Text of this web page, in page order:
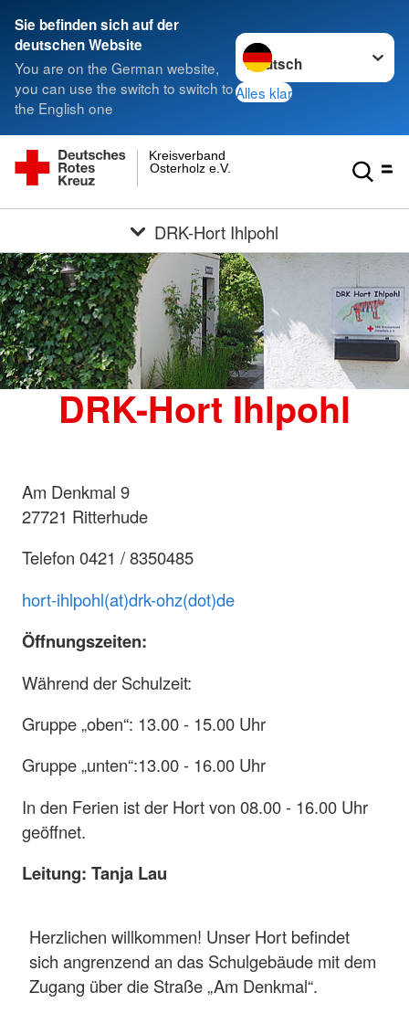
Sie befinden sich auf der
deutschen Website
You are on the German website,
you can use the switch to switch to
the English one
Sprache wechseln zu
Alles klar
Osterholz e.V.
Kreisverband
DRK-Hort Ihlpohl
DRK-Hort Ihlpohl
Am Denkmal 9
27721 Ritterhude
Telefon 0421 / 8350485
hort-ihlpohl(at)drk-ohz(dot)de
Öffnungszeiten:
Während der Schulzeit:
Gruppe „oben“: 13.00 - 15.00 Uhr
Gruppe „unten“:13.00 - 16.00 Uhr
In den Ferien ist der Hort von 08.00 - 16.00 Uhr
geöffnet.
Leitung: Tanja Lau
Herzlichen willkommen! Unser Hort befindet
sich angrenzend an das Schulgebäude mit dem
Zugang über die Straße „Am Denkmal“.